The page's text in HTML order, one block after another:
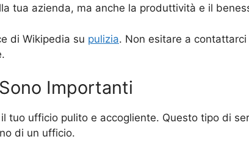
tua azienda, ma anche la produttività e il
di Wikipedia su pulizia. Non esitare a
Importanti
tuo ufficio pulito e accogliente. Questo tipo di
di un ufficio.